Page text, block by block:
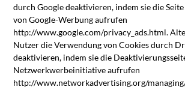
durch Google deaktivieren, indem sie die
von Google-Werbung aufrufen
http://www.google.com/privacy_ads.html.
Nutzer die Verwendung von Cookies durch
deaktivieren, indem sie die
Netzwerkwerbeinitiative aufrufen
http://www.networkadvertising.org/